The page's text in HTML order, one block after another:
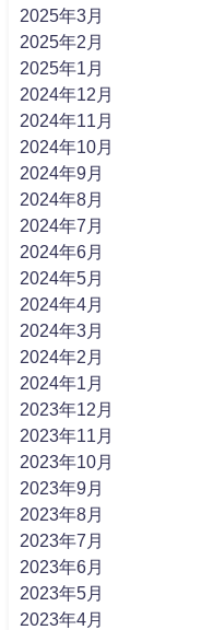
2025年3月
2025年2月
2025年1月
2024年12月
2024年11月
2024年10月
2024年9月
2024年8月
2024年7月
2024年6月
2024年5月
2024年4月
2024年3月
2024年2月
2024年1月
2023年12月
2023年11月
2023年10月
2023年9月
2023年8月
2023年7月
2023年6月
2023年5月
2023年4月